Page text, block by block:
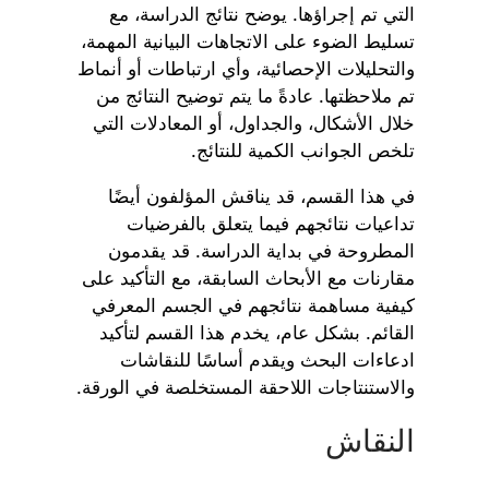
التي تم إجراؤها. يوضح نتائج الدراسة، مع
تسليط الضوء على الاتجاهات البيانية المهمة،
والتحليلات الإحصائية، وأي ارتباطات أو أنماط
تم ملاحظتها. عادةً ما يتم توضيح النتائج من
خلال الأشكال، والجداول، أو المعادلات التي
تلخص الجوانب الكمية للنتائج.
في هذا القسم، قد يناقش المؤلفون أيضًا
تداعيات نتائجهم فيما يتعلق بالفرضيات
المطروحة في بداية الدراسة. قد يقدمون
مقارنات مع الأبحاث السابقة، مع التأكيد على
كيفية مساهمة نتائجهم في الجسم المعرفي
القائم. بشكل عام، يخدم هذا القسم لتأكيد
ادعاءات البحث ويقدم أساسًا للنقاشات
والاستنتاجات اللاحقة المستخلصة في الورقة.
النقاش